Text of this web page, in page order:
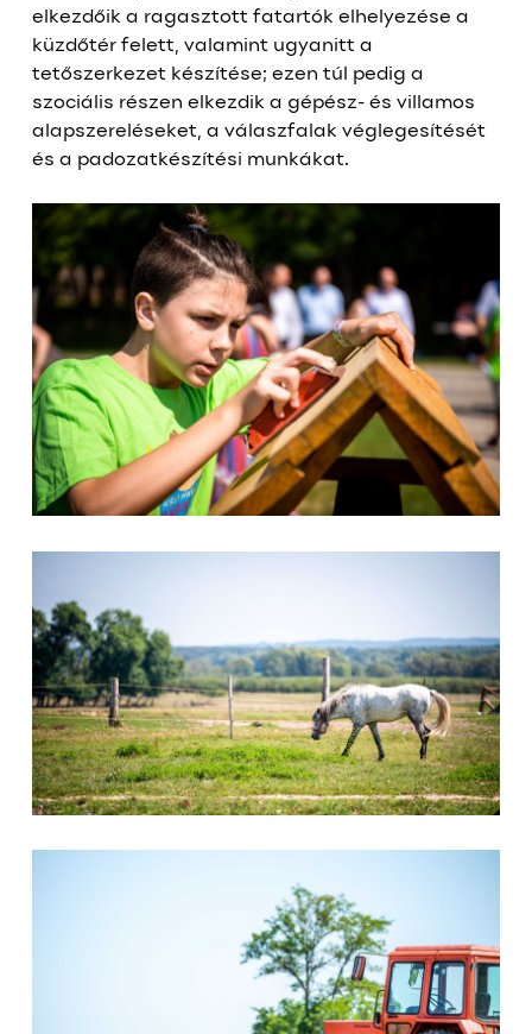
elkezdőik a ragasztott fatartók elhelyezése a
küzdőtér felett, valamint ugyanitt a
tetőszerkezet készítése; ezen túl pedig a
szociális részen elkezdik a gépész- és villamos
alapszereléseket, a válaszfalak véglegesítését
és a padozatkészítési munkákat.